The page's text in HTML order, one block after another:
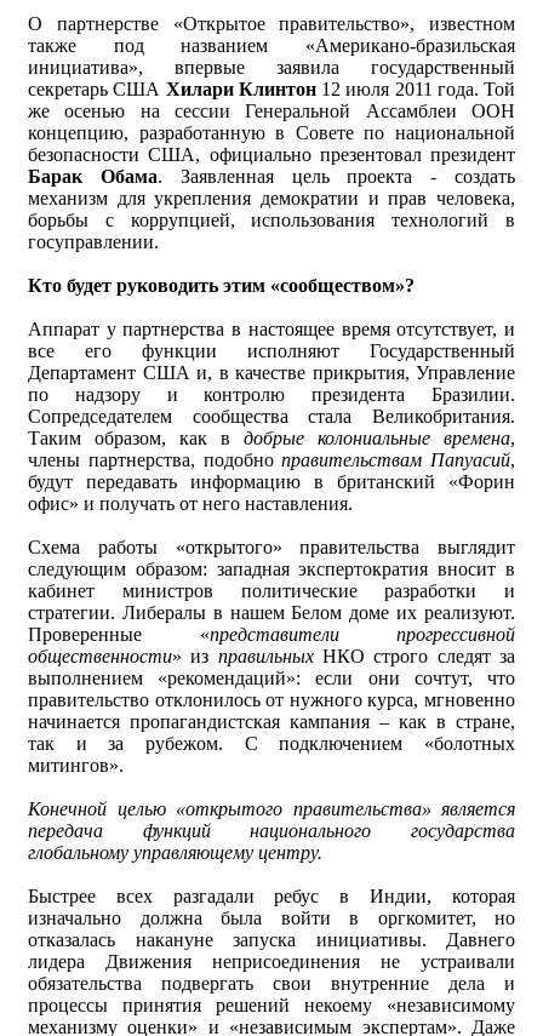
О партнерстве «Открытое правительство», известном
также под названием «Американо-бразильская
инициатива», впервые заявила государственный
секретарь США Хилари Клинтон12 июля 2011 года. Той
же осенью на сессии Генеральной Ассамблеи ООН
концепцию, разработанную в Совете по национальной
безопасности США, официально презентовал президент
Барак Обама. Заявленная цель проекта - создать
механизм для укрепления демократии и прав человека,
борьбы с коррупцией, использования технологий в
госуправлении.
Кто будет руководить этим «сообществом»?
Аппарат у партнерства в настоящее время отсутствует, и
все его функции исполняют Государственный
Департамент США и, в качестве прикрытия, Управление
по надзору и контролю президента Бразилии.
Сопредседателем сообщества стала Великобритания.
Таким образом, как в добрые колониальные времена,
члены партнерства, подобноправительствам Папуасий,
будут передавать информацию в британский «Форин
офис» и получать от него наставления.
Схема работы «открытого» правительства выглядит
следующим образом: западная экспертократия вносит в
кабинет министров политические разработки и
стратегии. Либералы в нашем Белом доме их реализуют.
Проверенные «представители прогрессивной
общественности» из правильныхНКО строго следят за
выполнением «рекомендаций»: если они сочтут, что
правительство отклонилось от нужного курса, мгновенно
начинается пропагандистская кампания – как в стране,
так и за рубежом. С подключением «болотных
митингов».
Конечной целью «открытого правительства» является
передача функций национального государства
глобальному управляющему центру.
Быстрее всех разгадали ребус в Индии, которая
изначально должна была войти в оргкомитет, но
отказалась накануне запуска инициативы. Давнего
лидера Движения неприсоединения не устраивали
обязательства подвергать свои внутренние дела и
процессы принятия решений некоему «независимому
механизму оценки» и «независимым экспертам». Даже